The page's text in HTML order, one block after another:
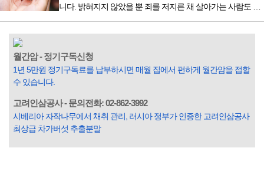
중 우리 문화재를 하나씩 소개하고자...
니다. 밝혀지지 않았을 뿐 죄를 저지른 채 살아가는 사람도 있
입힌다는 것입니다. 미꾸라지 한 마리가 시냇물을 흐린다는
옛말이 그저 허투루 생기지는 않은 듯합니다. 대부분의 사람
들은 열심히 살아갑니다. 그렇다고 97%의 사람들이 모두 착
월간암 - 정기구독신청
1년 5만원 정기구독료를 납부하시면 매월 집에서 편하게 월간암을 접할
수 있습니다.
고려인삼공사 - 문의전화: 02-862-3992
시베리아 자작나무에서 채취 관리, 러시아 정부가 인증한 고려인삼공사
최상급 차가버섯 추출분말